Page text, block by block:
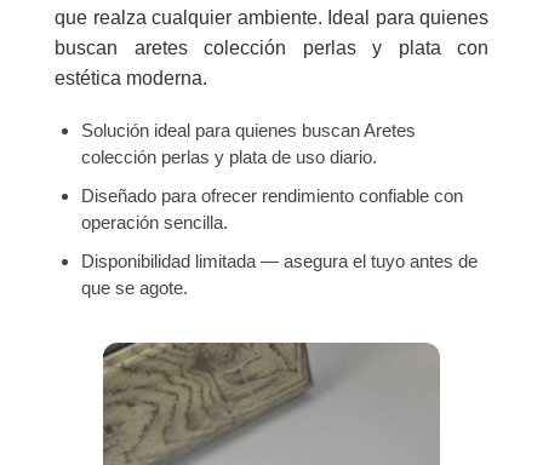
que realza cualquier ambiente. Ideal para quienes
buscan aretes colección perlas y plata con
estética moderna.
Solución ideal para quienes buscan Aretes
colección perlas y plata de uso diario.
Diseñado para ofrecer rendimiento confiable con
operación sencilla.
Disponibilidad limitada — asegura el tuyo antes de
que se agote.